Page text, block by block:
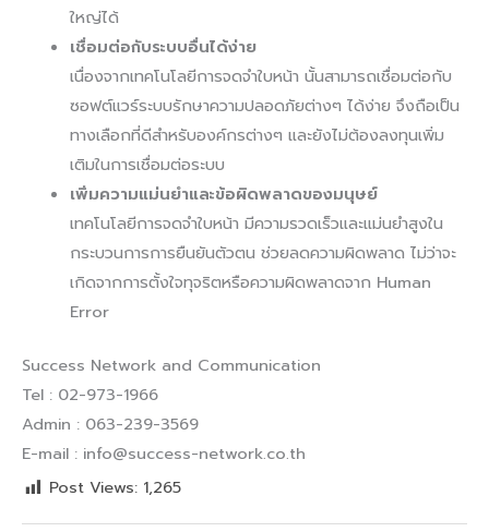
ใหญ่ได้
เชื่อมต่อกับระบบอื่นได้ง่าย
เนื่องจากเทคโนโลยีการจดจำใบหน้า นั้นสามารถเชื่อมต่อกับ
ซอฟต์แวร์ระบบรักษาความปลอดภัยต่างๆ ได้ง่าย จึงถือเป็น
ทางเลือกที่ดีสำหรับองค์กรต่างๆ และยังไม่ต้องลงทุนเพิ่ม
เติมในการเชื่อมต่อระบบ
เพิ่มความแม่นยำและข้อผิดพลาดของมนุษย์
เทคโนโลยีการจดจำใบหน้า มีความรวดเร็วและแม่นยำสูงใน
กระบวนการการยืนยันตัวตน ช่วยลดความผิดพลาด ไม่ว่าจะ
เกิดจากการตั้งใจทุจริตหรือความผิดพลาดจาก Human
Error
Success Network and Communication
Tel : 02-973-1966
Admin : 063-239-3569
E-mail : info@success-network.co.th
Post Views: 1,265